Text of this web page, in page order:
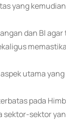
yang
dan BI
utama
pada
sektor-sektor